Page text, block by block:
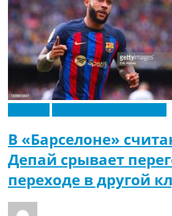
В «Барселоне»
Депай срывает
переходе в другой